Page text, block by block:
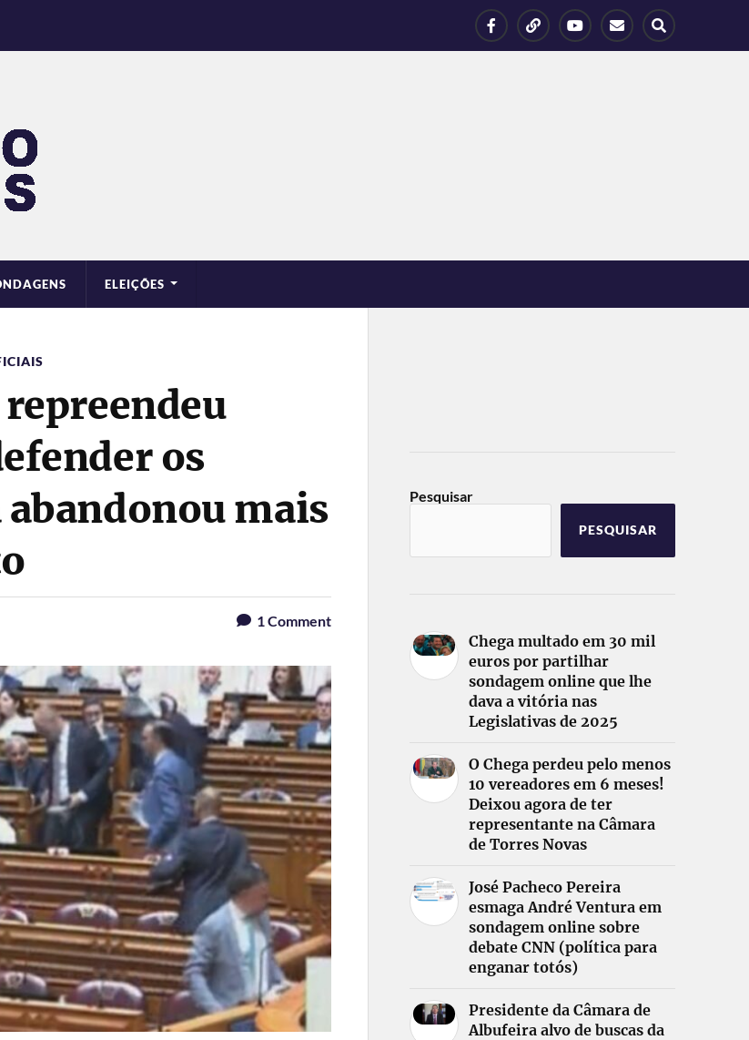
ELEIÇÕES
os
mais
1Comment
Pesquisar
PESQUISAR
Chega multado em 30 mil
euros por partilhar
sondagem online que lhe
dava a vitória nas
Legislativas de 2025
O Chega perdeu pelo menos
10 vereadores em 6 meses!
Deixou agora de ter
representante na Câmara
de Torres Novas
José Pacheco Pereira
esmaga André Ventura em
sondagem online sobre
debate CNN (política para
enganar totós)
Presidente da Câmara de
Albufeira alvo de buscas da